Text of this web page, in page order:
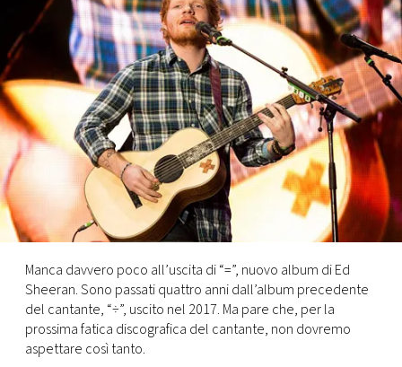
CONCORSI
EVENTI
VIDEO
TV
PRINCIPATO
DI
MONACO
RMC
CONSIGLIA
Manca davvero poco all’uscita di “=”, nuovo album di Ed
Sheeran. Sono passati quattro anni dall’album precedente
del cantante, “÷”, uscito nel 2017. Ma pare che, per la
prossima fatica discografica del cantante, non dovremo
aspettare così tanto.